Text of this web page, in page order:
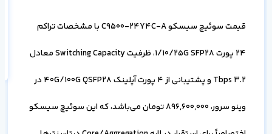
قیمت سوئیچ سیسکو C9500-24Y4C-A با مشخصات تراکم
24 پورت 1/10/25G SFP28، ظرفیت Switching Capacity معادل
3.2 Tbps و پشتیبانی از 4 پورت آپلینک 40G/100G QSFP28 در
وینو سرور،896,600,000تومان می‌باشد، که این سوئیچ سیسکو